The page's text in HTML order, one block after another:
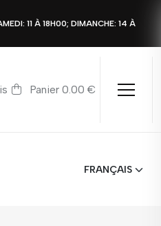
11 À 18H00; DIMANCHE: 14 À
Panier 0.00 €